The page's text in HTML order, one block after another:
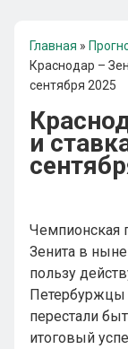
Главная »
Краснодар –
сентября 2025
и
Чемпионская
Зенита в
пользу
Петербуржцы
перестали
итоговый